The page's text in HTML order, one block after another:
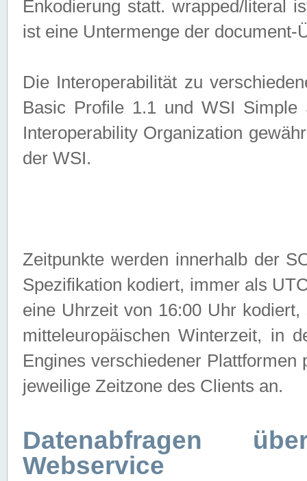
Enkodierung statt. wrapped/literal
ist eine Untermenge der
Die Interoperabilität zu
Basic Profile 1.1 und WSI
Interoperability Organization
der WSI.
Zeitpunkte werden innerhalb der
Spezifikation kodiert, immer als
eine Uhrzeit von 16:00 Uhr
mitteleuropäischen Winterzeit, in
Engines verschiedener
jeweilige Zeitzone des Clients an.
Datenabfragen
Webservice